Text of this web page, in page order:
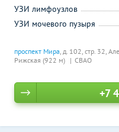
проспект Мира, д. 102, стр. 32,
Рижская (922 м)
СВАО
УЗИ лимфоузлов
УЗИ мочевого пузыря
+7